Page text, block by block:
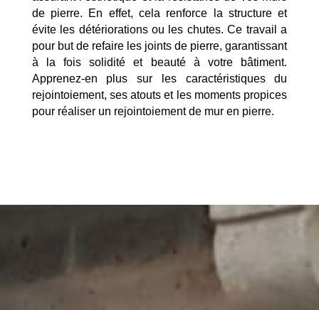
de pierre. En effet, cela renforce la structure et
évite les détériorations ou les chutes. Ce travail a
pour but de refaire les joints de pierre, garantissant
à la fois solidité et beauté à votre bâtiment.
Apprenez-en plus sur les caractéristiques du
rejointoiement, ses atouts et les moments propices
pour réaliser un rejointoiement de mur en pierre.